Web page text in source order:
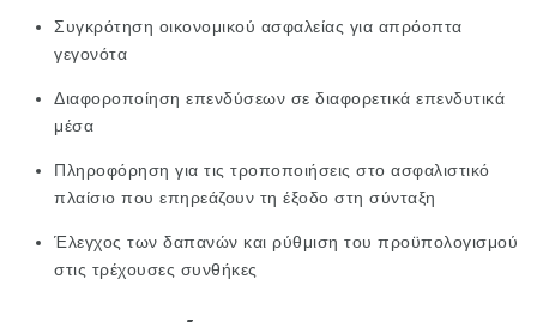
Συγκρότηση οικονομικού ασφαλείας για απρόοπτα
γεγονότα
Διαφοροποίηση επενδύσεων σε διαφορετικά επενδυτικά
μέσα
Πληροφόρηση για τις τροποποιήσεις στο ασφαλιστικό
πλαίσιο που επηρεάζουν τη έξοδο στη σύνταξη
Έλεγχος των δαπανών και ρύθμιση του προϋπολογισμού
στις τρέχουσες συνθήκες